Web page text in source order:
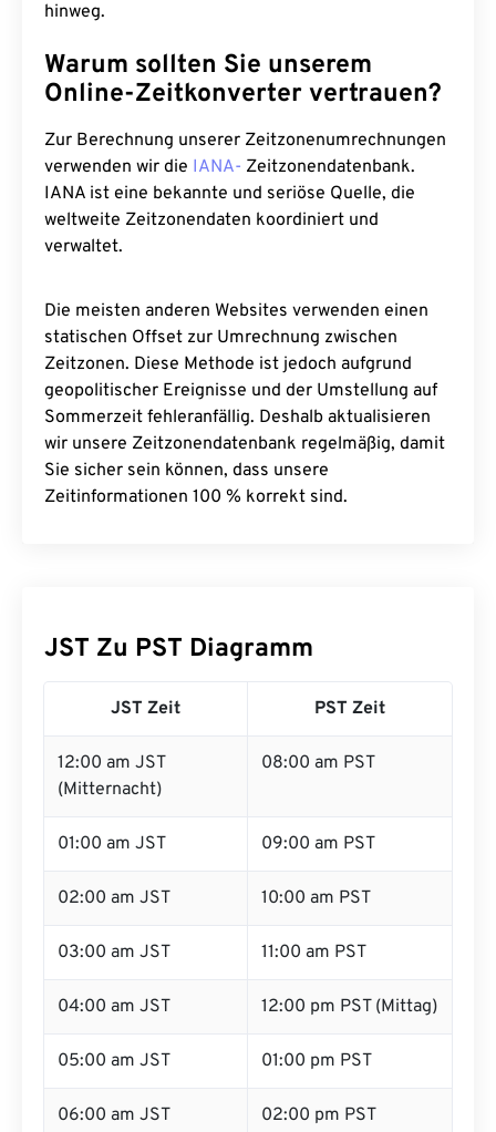
hinweg.
Warum sollten Sie unserem
Online-Zeitkonverter vertrauen?
Zur Berechnung unserer Zeitzonenumrechnungen
verwenden wir die IANA- Zeitzonendatenbank.
IANA ist eine bekannte und seriöse Quelle, die
weltweite Zeitzonendaten koordiniert und
verwaltet.
Die meisten anderen Websites verwenden einen
statischen Offset zur Umrechnung zwischen
Zeitzonen. Diese Methode ist jedoch aufgrund
geopolitischer Ereignisse und der Umstellung auf
Sommerzeit fehleranfällig. Deshalb aktualisieren
wir unsere Zeitzonendatenbank regelmäßig, damit
Sie sicher sein können, dass unsere
Zeitinformationen 100 % korrekt sind.
JST Zu PST Diagramm
JST Zeit PST Zeit
12:00 am JST
(Mitternacht)
08:00 am PST
01:00 am JST 09:00 am PST
02:00 am JST 10:00 am PST
03:00 am JST 11:00 am PST
04:00 am JST 12:00 pm PST (Mittag)
05:00 am JST 01:00 pm PST
06:00 am JST 02:00 pm PST